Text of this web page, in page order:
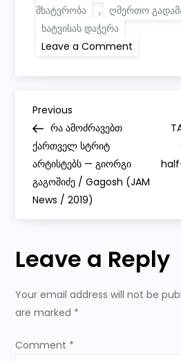
მხატვრობა
, ღმერთო
ხატვისას დაჭერა
Leave a Comment
დაცვისგან
ხატებსა
გაჩენილ
P
o
s
t
n
a
v
i
Previous
Post
Previous
რა ამოძრავებთ
ქართველ სტრიტ
არტისტებს — გიორგი
გაგოშიძე / Gagosh (JAM
News / 2019)
Leave a Reply
Your email address will not be
are marked *
Comment *